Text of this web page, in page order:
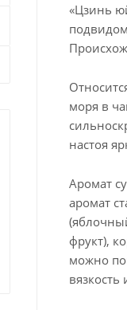
«Цзинь
моря в
настоя
Аромат
аромат
фрукт),
можно
вязкость